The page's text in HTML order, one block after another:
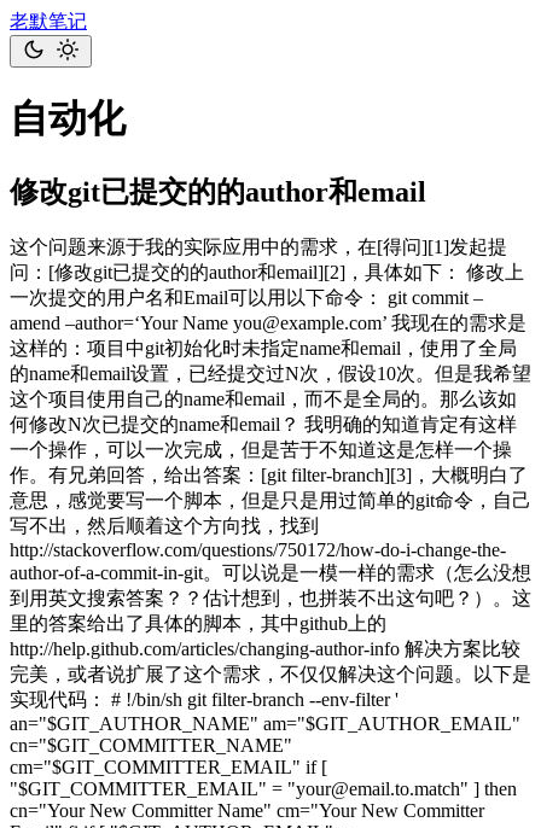
老默笔记
自动化
修改git已提交的的author和email
这个问题来源于我的实际应用中的需求，在[得问][1]发起提
问：[修改git已提交的的author和email][2]，具体如下： 修改上
一次提交的用户名和Email可以用以下命令： git commit –
amend –author=‘Your Name you@example.com’ 我现在的需求是
这样的：项目中git初始化时未指定name和email，使用了全局
的name和email设置，已经提交过N次，假设10次。但是我希望
这个项目使用自己的name和email，而不是全局的。那么该如
何修改N次已提交的name和email？ 我明确的知道肯定有这样
一个操作，可以一次完成，但是苦于不知道这是怎样一个操
作。有兄弟回答，给出答案：[git filter-branch][3]，大概明白了
意思，感觉要写一个脚本，但是只是用过简单的git命令，自己
写不出，然后顺着这个方向找，找到
http://stackoverflow.com/questions/750172/how-do-i-change-the-
author-of-a-commit-in-git。可以说是一模一样的需求（怎么没想
到用英文搜索答案？？估计想到，也拼装不出这句吧？）。这
里的答案给出了具体的脚本，其中github上的
http://help.github.com/articles/changing-author-info 解决方案比较
完美，或者说扩展了这个需求，不仅仅解决这个问题。以下是
实现代码： # !/bin/sh git filter-branch --env-filter '
an="$GIT_AUTHOR_NAME" am="$GIT_AUTHOR_EMAIL"
cn="$GIT_COMMITTER_NAME"
cm="$GIT_COMMITTER_EMAIL" if [
"$GIT_COMMITTER_EMAIL" = "your@email.to.match" ] then
cn="Your New Committer Name" cm="Your New Committer